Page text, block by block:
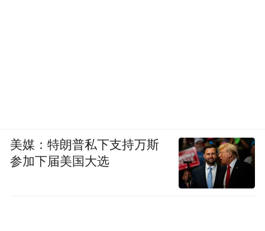
美媒：特朗普私下支持万斯
参加下届美国大选